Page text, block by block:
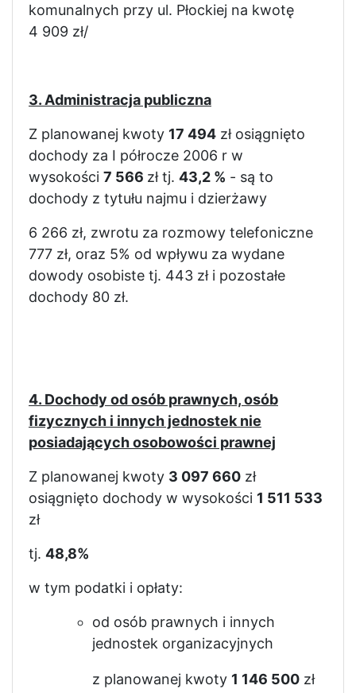
komunalnych przy ul. Płockiej na kwotę
4 909 zł/
3. Administracja publiczna
Z planowanej kwoty 17 494 zł osiągnięto
dochody za I półrocze 2006 r w
wysokości 7 566 zł tj. 43,2 % - są to
dochody z tytułu najmu i dzierżawy
6 266 zł, zwrotu za rozmowy telefoniczne
777 zł, oraz 5% od wpływu za wydane
dowody osobiste tj. 443 zł i pozostałe
dochody 80 zł.
4. Dochody od osób prawnych, osób
fizycznych i innych jednostek nie
posiadających osobowości prawnej
Z planowanej kwoty 3 097 660 zł
osiągnięto dochody w wysokości 1 511 533
zł
tj. 48,8%
w tym podatki i opłaty:
od osób prawnych i innych
jednostek organizacyjnych
z planowanej kwoty 1 146 500 zł